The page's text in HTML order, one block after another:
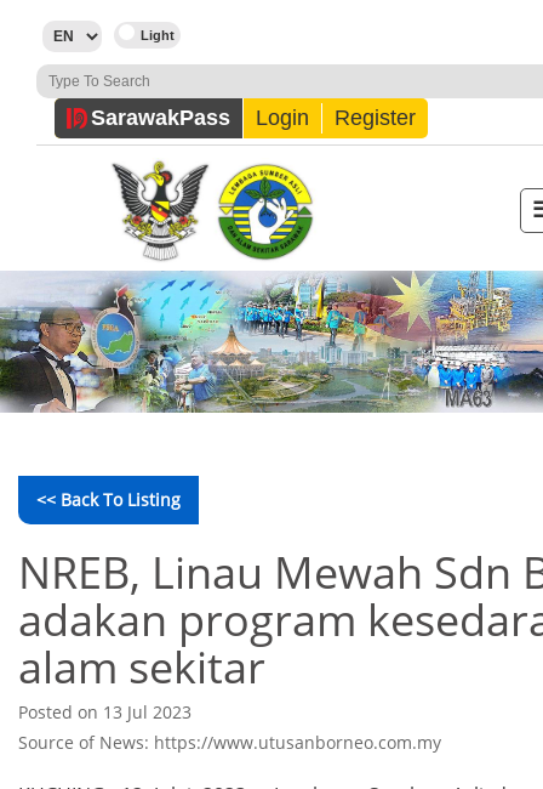
SarawakPass Login Register
<< Back To Listing
NREB, Linau Mewah Sdn
adakan program
alam sekitar
Posted on 13 Jul 2023
Source of News: https://www.utusanborneo.com.my